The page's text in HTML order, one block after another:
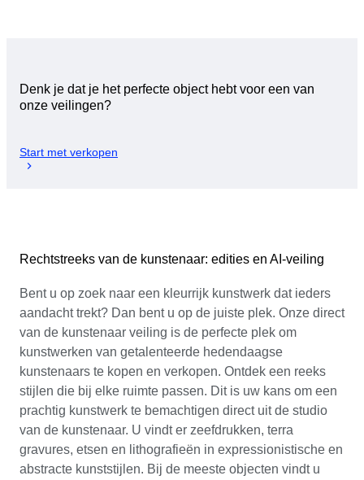
Denk je dat je het perfecte object hebt voor een van
onze veilingen?
Start met verkopen
Rechtstreeks van de kunstenaar: edities en AI-veiling
Bent u op zoek naar een kleurrijk kunstwerk dat ieders
aandacht trekt? Dan bent u op de juiste plek. Onze direct
van de kunstenaar veiling is de perfecte plek om
kunstwerken van getalenteerde hedendaagse
kunstenaars te kopen en verkopen. Ontdek een reeks
stijlen die bij elke ruimte passen. Dit is uw kans om een
prachtig kunstwerk te bemachtigen direct uit de studio
van de kunstenaar. U vindt er zeefdrukken, terra
gravures, etsen en lithografieën in expressionistische en
abstracte kunststijlen. Bij de meeste objecten vindt u